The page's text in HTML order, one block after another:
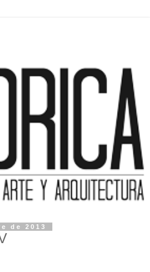
de 2013